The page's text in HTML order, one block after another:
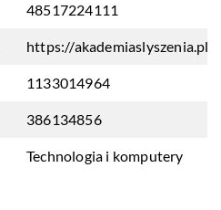
48517224111
https://akademiaslyszenia.pl
1133014964
386134856
Technologia i komputery